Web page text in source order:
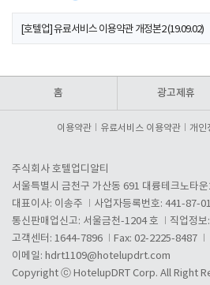
[호텔업] 유료서비스 이용약관 개정본2 (19.09.02)
홈 광고제휴
이용약관 유료서비스 이용약관 개인
주식회사 호텔업디알티
서울특별시 금천구 가산동 691 대륭테크노타
대표이사: 이송주
사업자등록번호: 441-87-
통신판매업신고: 서울금천-1204 호
직업정
고객센터: 1644-7896
Fax: 02-2225-8487
이메일: hdrt1109@hotelupdrt.com
Copyright ⓒ HotelupDRT Corp. All Right